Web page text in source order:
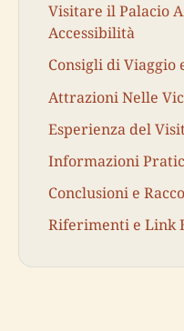
Visitare il Palacio
Accessibilità
Consigli di Viaggio
Attrazioni Nelle
Esperienza del
Informazioni
Conclusioni e
Riferimenti e Link